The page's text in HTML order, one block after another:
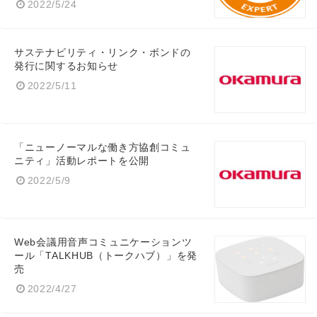
2022/5/24
サステナビリティ・リンク・ボンドの
発行に関するお知らせ
2022/5/11
「ニューノーマルな働き方協創コミュ
ニティ」活動レポートを公開
2022/5/9
Web会議用音声コミュニケーションツ
ール「TALKHUB（トークハブ）」を発
売
2022/4/27